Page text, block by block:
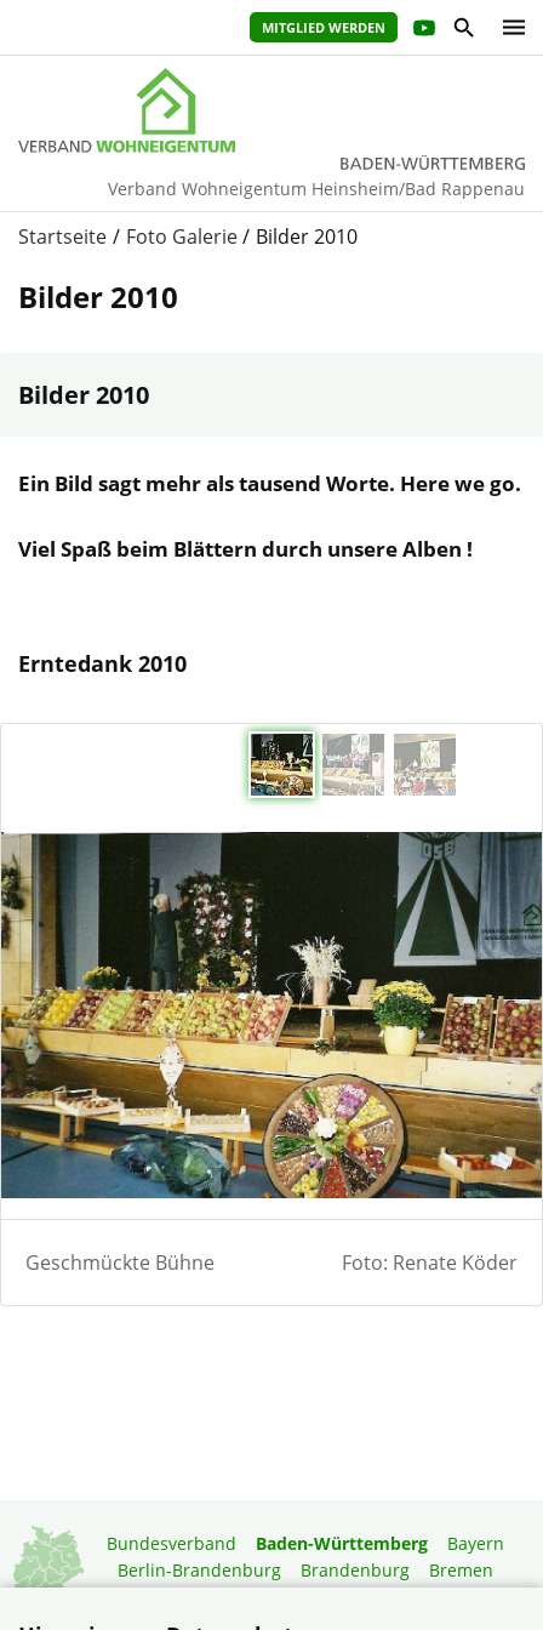
MITGLIED WERDEN
Verband Wohneigentum Heinsheim/Bad Rappenau
Startseite Foto Galerie Bilder 2010
Bilder 2010
Bilder 2010
Ein Bild sagt mehr als tausend Worte. Here we go.
Viel Spaß beim Blättern durch unsere Alben !
Erntedank 2010
Geschmückte Bühne Foto: Renate Köder
Bundesverband Baden-Württemberg
Bayern
Berlin-Brandenburg
Brandenburg
Bremen
Niedersachsen